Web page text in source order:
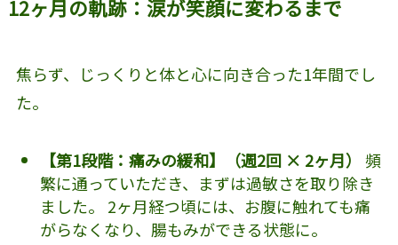
12ヶ月の軌跡：涙が笑顔に変わるまで
焦らず、じっくりと体と心に向き合った1年間でし
た。
【第1段階：痛みの緩和】（週2回 × 2ヶ月）
頻
繁に通っていただき、まずは過敏さを取り除き
ました。 2ヶ月経つ頃には、お腹に触れても痛
がらなくなり、腸もみができる状態に。